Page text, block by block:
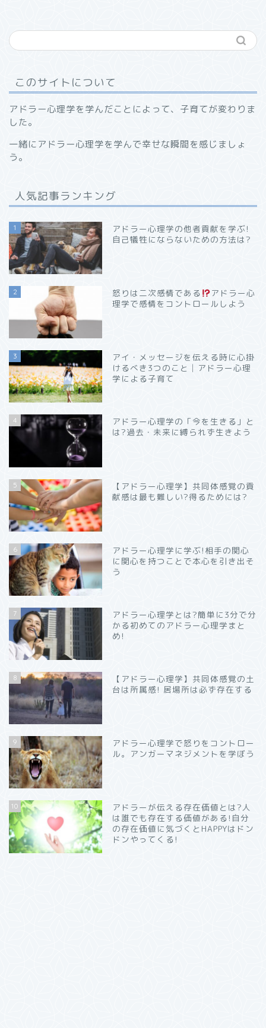
このサイトについて
アドラー心理学を学んだことによって、子育てが変わりま
した。
一緒にアドラー心理学を学んで幸せな瞬間を感じましょ
う。
人気記事ランキング
1
アドラー心理学の他者貢献を学ぶ!
自己犠牲にならないための方法は?
2 怒りは二次感情である
アドラー心
理学で感情をコントロールしよう
3
アイ・メッセージを伝える時に心掛
けるべき3つのこと│アドラー心理
学による子育て
4
アドラー心理学の「今を生きる」と
は?過去・未来に縛られず生きよう
5
【アドラー心理学】共同体感覚の貢
献感は最も難しい?得るためには?
6
アドラー心理学に学ぶ!相手の関心
に関心を持つことで本心を引き出そ
う
7
アドラー心理学とは?簡単に3分で分
かる初めてのアドラー心理学まと
め!
8
【アドラー心理学】共同体感覚の土
台は所属感! 居場所は必ず存在する
9
アドラー心理学で怒りをコントロー
ル。アンガーマネジメントを学ぼう
10
アドラーが伝える存在価値とは?人
は誰でも存在する価値がある!自分
の存在価値に気づくとHAPPYはドン
ドンやってくる!